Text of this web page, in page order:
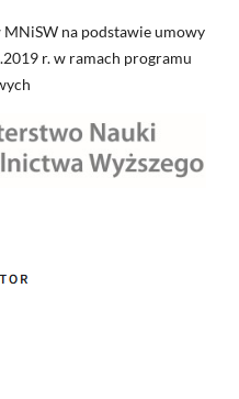
na podstawie umowy
r. w ramach programu